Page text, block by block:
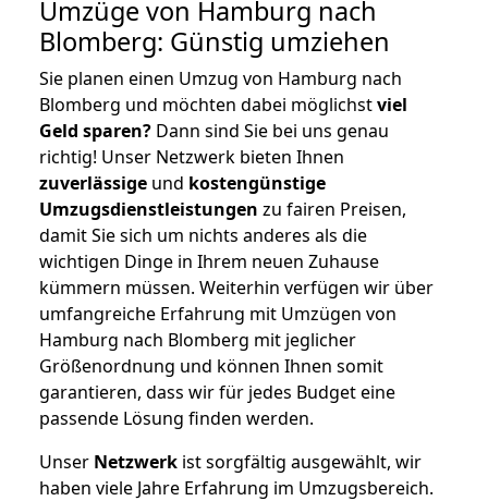
Umzüge von Hamburg nach
Blomberg: Günstig umziehen
Sie planen einen Umzug von Hamburg nach
Blomberg und möchten dabei möglichstviel
Geld sparen? Dann sind Sie bei uns genau
richtig! Unser Netzwerk bieten Ihnen
zuverlässige und kostengünstige
Umzugsdienstleistungen zu fairen Preisen,
damit Sie sich um nichts anderes als die
wichtigen Dinge in Ihrem neuen Zuhause
kümmern müssen. Weiterhin verfügen wir über
umfangreiche Erfahrung mit Umzügen von
Hamburg nach Blomberg mit jeglicher
Größenordnung und können Ihnen somit
garantieren, dass wir für jedes Budget eine
passende Lösung finden werden.
Unser Netzwerk ist sorgfältig ausgewählt, wir
haben viele Jahre Erfahrung im Umzugsbereich.